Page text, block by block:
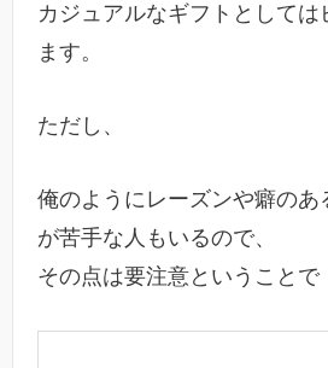
カジュアルなギフトとしては
ます。
ただし、
俺のようにレーズンや癖のあ
が苦手な人もいるので、
その点は要注意ということで